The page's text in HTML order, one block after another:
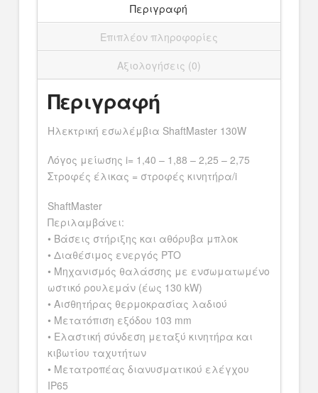
Περιγραφή
Επιπλέον πληροφορίες
Αξιολογήσεις (0)
Περιγραφή
Ηλεκτρική εσωλέμβια ShaftMaster 130W
Λόγος μείωσης i= 1,40 – 1,88 – 2,25 – 2,75
Στροφές έλικας = στροφές κινητήρα/i
ShaftMaster
Περιλαμβάνει:
• Βάσεις στήριξης και αθόρυβα μπλοκ
• Διαθέσιμος ενεργός PTO
• Μηχανισμός θαλάσσης με ενσωματωμένο
ωστικό ρουλεμάν (έως 130 kW)
• Αισθητήρας θερμοκρασίας λαδιού
• Μετατόπιση εξόδου 103 mm
• Ελαστική σύνδεση μεταξύ κινητήρα και
κιβωτίου ταχυτήτων
• Μετατροπέας διανυσματικού ελέγχου
IP65